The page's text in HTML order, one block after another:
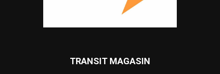
TRANSIT MAGASIN